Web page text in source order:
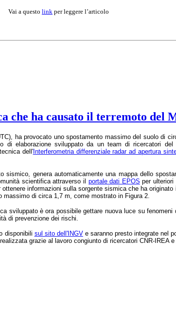
Vai a questo link per leggere l’articolo
che ha causato il terremoto del
ha provocato uno spostamento massimo del suolo di
di elaborazione sviluppato da un team di ricercatori del
dell'Interferometria differenziale radar ad apertura
sismico, genera automaticamente una mappa dello
scientifica attraverso il portale dati EPOS per ulteriori
informazioni sulla sorgente sismica che ha
di circa 1,7 m, come mostrato in Figura 2.
sviluppato è ora possibile gettare nuova luce su
di prevenzione dei rischi.
disponibili sul sito dell'INGVe saranno presto integrate nel
realizzata grazie al lavoro congiunto di ricercatori CNR-IREA e